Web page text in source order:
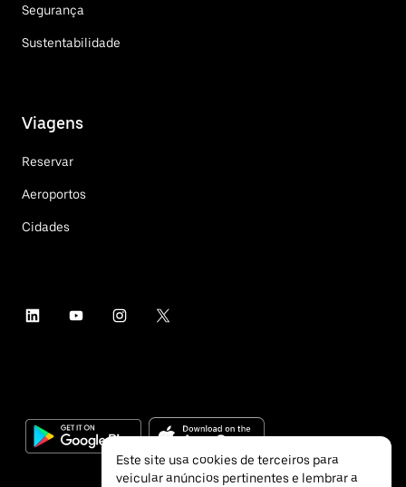
Segurança
Sustentabilidade
Viagens
Reservar
Aeroportos
Cidades
Este site usa cookies de terceiros para
veicular anúncios pertinentes e lembrar a